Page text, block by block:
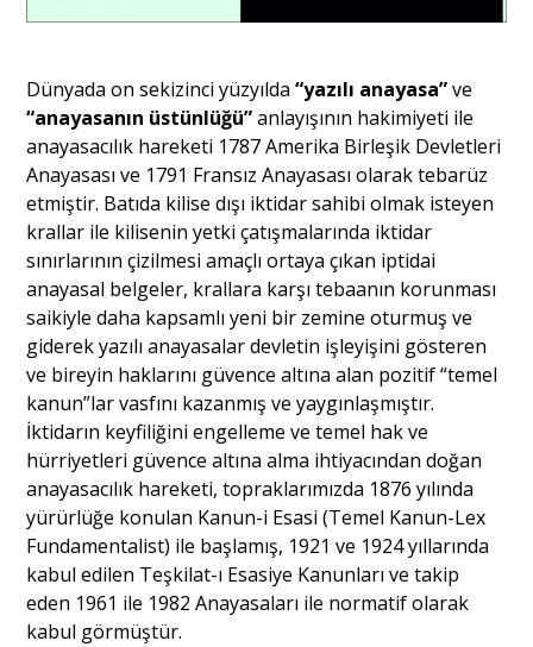
Yazı Dizisi
Portre
Yazarlar
Eğitim
Dosya Haber
Ankara Analiz
Sağlık
Dünyada on sekizinci yüzyılda “yazılı anayasa”ve
“anayasanın üstünlüğü”anlayışının hakimiyeti ile
anayasacılık hareketi 1787 Amerika Birleşik Devletleri
Anayasası ve 1791 Fransız Anayasası olarak tebarüz
etmiştir. Batıda kilise dışı iktidar sahibi olmak isteyen
krallar ile kilisenin yetki çatışmalarında iktidar
sınırlarının çizilmesi amaçlı ortaya çıkan iptidai
anayasal belgeler, krallara karşı tebaanın korunması
saikiyle daha kapsamlı yeni bir zemine oturmuş ve
giderek yazılı anayasalar devletin işleyişini gösteren
ve bireyin haklarını güvence altına alan pozitif “temel
kanun”lar vasfını kazanmış ve yaygınlaşmıştır.
İktidarın keyfiliğini engelleme ve temel hak ve
hürriyetleri güvence altına alma ihtiyacından doğan
anayasacılık hareketi, topraklarımızda 1876 yılında
yürürlüğe konulan Kanun-i Esasi (Temel Kanun-Lex
Fundamentalist) ile başlamış, 1921 ve 1924 yıllarında
kabul edilen Teşkilat-ı Esasiye Kanunları ve takip
eden 1961 ile 1982 Anayasaları ile normatif olarak
kabul görmüştür.